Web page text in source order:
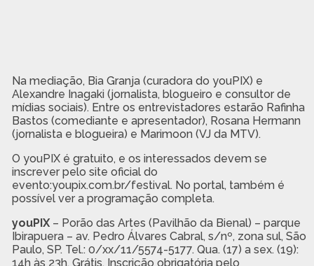
Na mediação, Bia Granja (curadora do youPIX) e
Alexandre Inagaki (jornalista, blogueiro e consultor de
mídias sociais). Entre os entrevistadores estarão Rafinha
Bastos (comediante e apresentador), Rosana Hermann
(jornalista e blogueira) e Marimoon (VJ da MTV).
O youPIX é gratuito, e os interessados devem se
inscrever pelo site oficial do
evento:youpix.com.br/festival. No portal, também é
possível ver a programação completa.
youPIX– Porão das Artes (Pavilhão da Bienal) – parque
Ibirapuera – av. Pedro Álvares Cabral, s/nº, zona sul, São
Paulo, SP. Tel.: 0/xx/11/5574-5177. Qua. (17) a sex. (19):
14h às 23h. Grátis. Inscrição obrigatória pelo